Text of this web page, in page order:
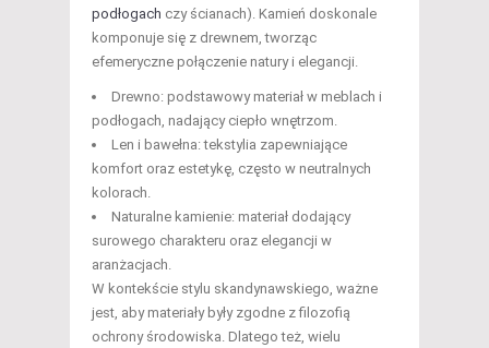
podłogach czy ścianach). Kamień doskonale
komponuje się z drewnem, tworząc
efemeryczne połączenie natury i elegancji.
Drewno: podstawowy materiał w meblach i
podłogach, nadający ciepło wnętrzom.
Len i bawełna: tekstylia zapewniające
komfort oraz estetykę, często w neutralnych
kolorach.
Naturalne kamienie: materiał dodający
surowego charakteru oraz elegancji w
aranżacjach.
W kontekście stylu skandynawskiego, ważne
jest, aby materiały były zgodne z filozofią
ochrony środowiska. Dlatego też, wielu